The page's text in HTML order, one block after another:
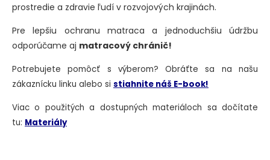
prostredie a zdravie ľudí v rozvojových krajinách.
Pre lepšiu ochranu matraca a jednoduchšiu údržbu
odporúčame aj matracový chránič!
Potrebujete pomôcť s výberom? Obráťte sa na našu
zákaznícku linku alebo si stiahnite náš E-book!
Viac o použitých a dostupných materiáloch sa dočítate
tu: Materiály